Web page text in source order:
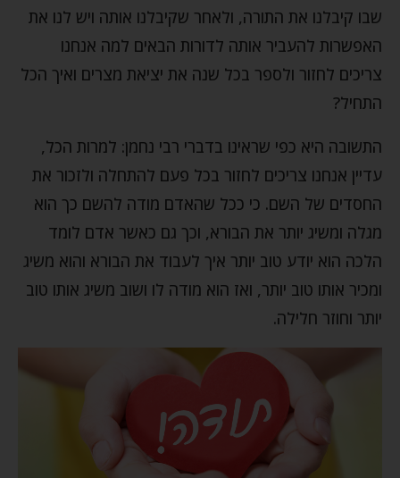
שבו קיבלנו את התורה, ולאחר שקיבלנו אותה ויש לנו את
האפשרות להעביר אותה לדורות הבאים למה אנחנו
צריכים לחזור ולספר בכל שנה את יציאת מצרים ואיך הכל
התחיל?
התשובה היא כפי שראינו בדברי רבי נחמן: למרות הכל,
עדיין אנחנו צריכים לחזור בכל פעם להתחלה ולזכור את
החסדים של השם. כי ככל שהאדם מודה להשם כך הוא
מגלה ומשיג יותר את הבורא, וכך גם כאשר אדם לומד
הלכה הוא יודע טוב יותר איך לעבוד את הבורא והוא משיג
ומכיר אותו טוב יותר, ואז הוא מודה לו ושוב משיג אותו טוב
יותר וחוזר חלילה.